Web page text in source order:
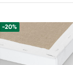
-20%